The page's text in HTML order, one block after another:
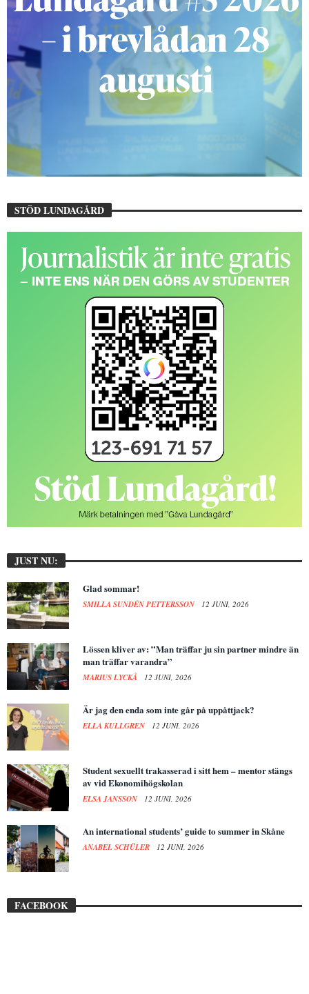
STÖD LUNDAGÅRD
JUST NU:
Glad sommar!
SMILLA SUNDÉN PETTERSSON 12 JUNI, 2026
Lössen kliver av: ”Man träffar ju sin partner mindre än
man träffar varandra”
MARIUS LYCKÅ 12 JUNI, 2026
Är jag den enda som inte går på uppåttjack?
ELLA KULLGREN 12 JUNI, 2026
Student sexuellt trakasserad i sitt hem – mentor stängs
av vid Ekonomihögskolan
ELSA JANSSON 12 JUNI, 2026
An international students’ guide to summer in Skåne
ANABEL SCHÜLER 12 JUNI, 2026
FACEBOOK